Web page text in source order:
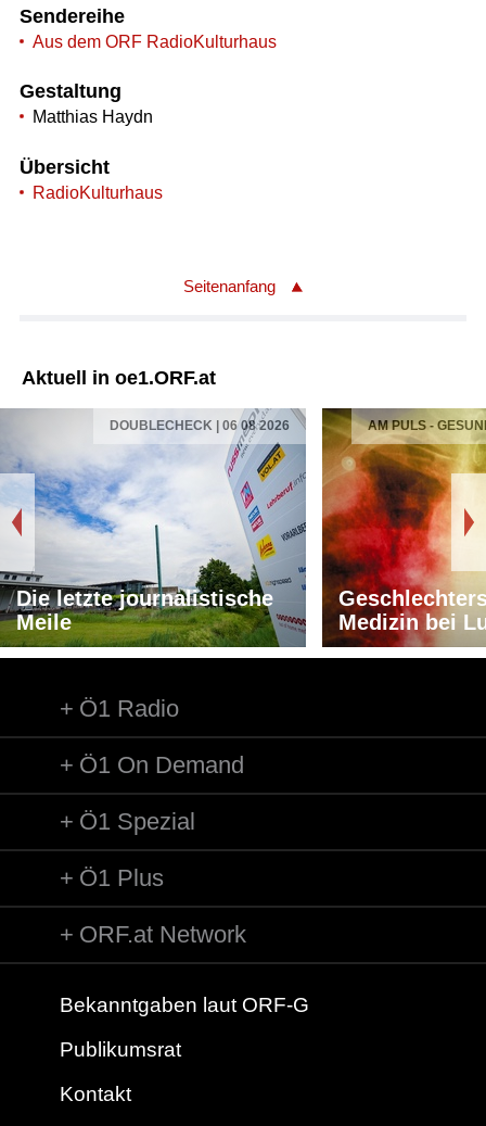
Sendereihe
Aus dem ORF RadioKulturhaus
Gestaltung
Matthias Haydn
Übersicht
RadioKulturhaus
Seitenanfang
Aktuell in oe1.ORF.at
DOUBLECHECK | 06 08 2026
Die letzte journalistische
Meile
AM PULS -
Medizin bei
Ö1 Radio
Ö1 On Demand
Ö1 Spezial
Ö1 Plus
ORF.at Network
Bekanntgaben laut ORF-G
Publikumsrat
Kontakt